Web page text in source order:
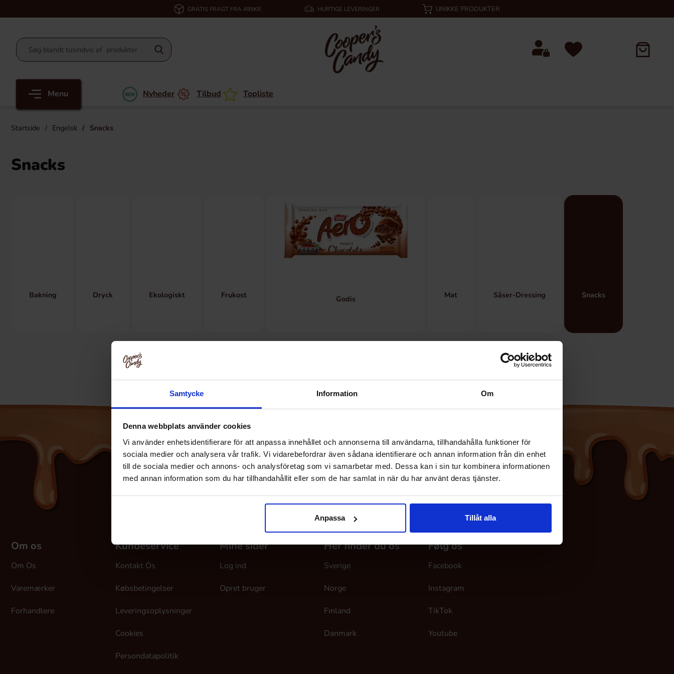
Samtycke Information Om
Denna webbplats använder cookies
Vi använder enhetsidentifierare för att anpassa innehållet och annonserna till användarna, tillhandahålla funktioner för
sociala medier och analysera vår trafik. Vi vidarebefordrar även sådana identifierare och annan information från din enhet
till de sociala medier och annons- och analysföretag som vi samarbetar med. Dessa kan i sin tur kombinera informationen
med annan information som du har tillhandahållit eller som de har samlat in när du har använt deras tjänster.
Anpassa Tillåt alla
GRATIS FRAGT FRA 499KR HURTIGE LEVERINGER UNIKKE PRODUKTER
Menu Nyheder Tilbud Topliste
Startside Engelsk Snacks
Snacks
Bakning Dryck Ekologiskt Frukost Godis Mat Såser-Dressing Snacks
Om os
Om Os
Varemærker
Forhandlere
Kundeservice
Kontakt Os
Købsbetingelser
Leveringsoplysninger
Cookies
Persondatapolitik
Mine sider
Log ind
Opret bruger
Her finder du os
Sverige
Norge
Finland
Danmark
Følg os
Facebook
Instagram
TikTok
Youtube